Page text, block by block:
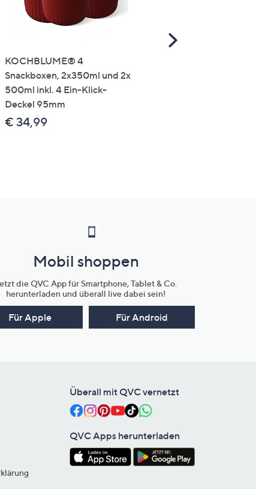
KOCHBLUME® 4
Snackboxen, 2x350ml und 2x
500ml inkl. 4 Ein-Klick-
Deckel 95mm
€ 34,99
Scroll
Right
Mobil shoppen
die QVC App für Smartphone, Tablet & Co.
herunterladen und überall live dabei sein!
Für Apple Für Android
Überall mit QVC vernetzt
QVC Apps herunterladen